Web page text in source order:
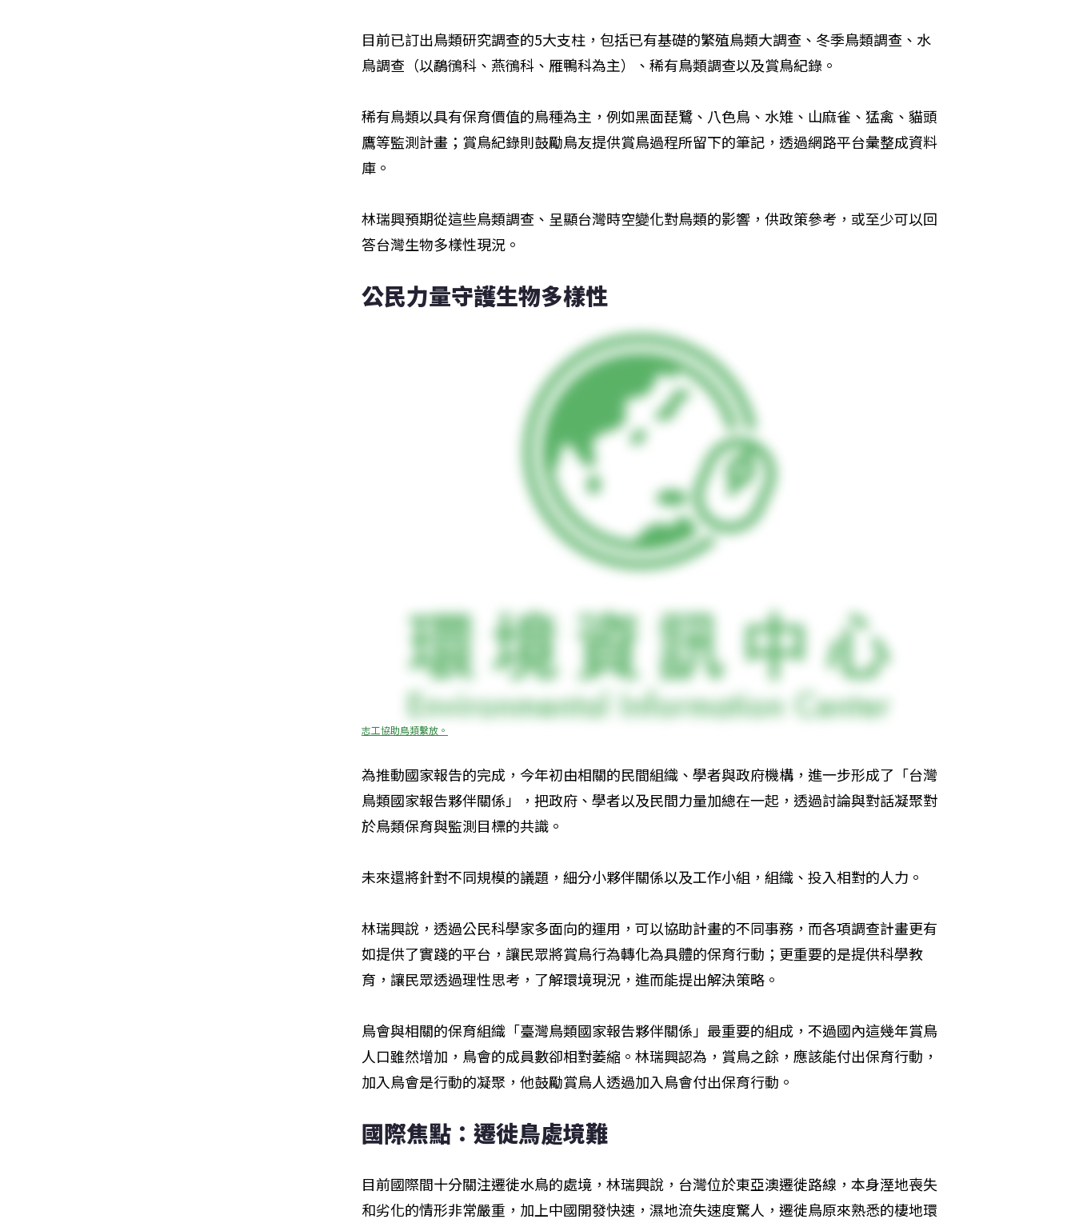
目前已訂出鳥類研究調查的5大支柱，包括已有基礎的繁殖鳥類大調查、冬季鳥類調查、水
鳥調查（以鷸鴴科、燕鴴科、雁鴨科為主）、稀有鳥類調查以及賞鳥紀錄。
稀有鳥類以具有保育價值的鳥種為主，例如黑面琵鷺、八色鳥、水雉、山麻雀、猛禽、貓頭
鷹等監測計畫；賞鳥紀錄則鼓勵鳥友提供賞鳥過程所留下的筆記，透過網路平台彙整成資料
庫。
林瑞興預期從這些鳥類調查、呈顯台灣時空變化對鳥類的影響，供政策參考，或至少可以回
答台灣生物多樣性現況。
公民力量守護生物多樣性
志工協助鳥類繫放。
為推動國家報告的完成，今年初由相關的民間組織、學者與政府機構，進一步形成了「台灣
鳥類國家報告夥伴關係」，把政府、學者以及民間力量加總在一起，透過討論與對話凝聚對
於鳥類保育與監測目標的共識。
未來還將針對不同規模的議題，細分小夥伴關係以及工作小組，組織、投入相對的人力。
林瑞興說，透過公民科學家多面向的運用，可以協助計畫的不同事務，而各項調查計畫更有
如提供了實踐的平台，讓民眾將賞鳥行為轉化為具體的保育行動；更重要的是提供科學教
育，讓民眾透過理性思考，了解環境現況，進而能提出解決策略。
鳥會與相關的保育組織「臺灣鳥類國家報告夥伴關係」最重要的組成，不過國內這幾年賞鳥
人口雖然增加，鳥會的成員數卻相對萎縮。林瑞興認為，賞鳥之餘，應該能付出保育行動，
加入鳥會是行動的凝聚，他鼓勵賞鳥人透過加入鳥會付出保育行動。
國際焦點：遷徙鳥處境難
目前國際間十分關注遷徙水鳥的處境，林瑞興說，台灣位於東亞澳遷徙路線，本身溼地喪失
和劣化的情形非常嚴重，加上中國開發快速，濕地流失速度驚人，遷徙鳥原來熟悉的棲地環